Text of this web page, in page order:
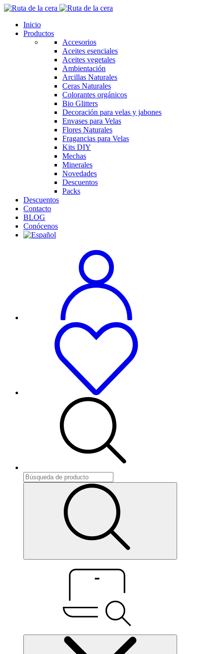
Inicio
Productos
Accesorios
Aceites esenciales
Aceites vegetales
Ambientación
Arcillas Naturales
Ceras Naturales
Colorantes orgánicos
Bio Glitters
Decoración para velas y jabones
Envases para Velas
Flores Naturales
Fragancias para Velas
Kits DIY
Mechas
Minerales
Novedades
Descuentos
Packs
Descuentos
Contacto
BLOG
Conócenos